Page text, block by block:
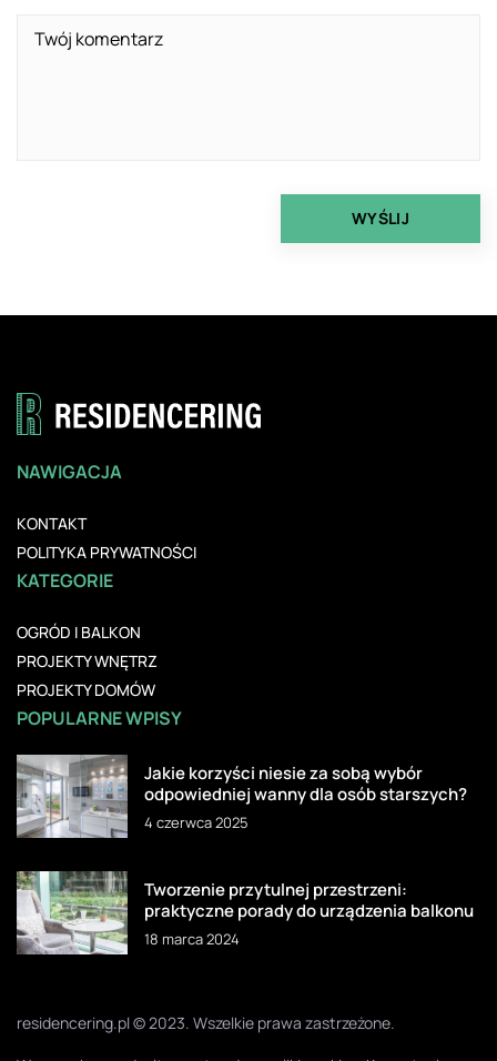
NAWIGACJA
KONTAKT
POLITYKA PRYWATNOŚCI
KATEGORIE
OGRÓD I BALKON
PROJEKTY WNĘTRZ
PROJEKTY DOMÓW
POPULARNE WPISY
Jakie korzyści niesie za sobą wybór
odpowiedniej wanny dla osób starszych?
4 czerwca 2025
Tworzenie przytulnej przestrzeni:
praktyczne porady do urządzenia balkonu
18 marca 2024
residencering.pl © 2023. Wszelkie prawa zastrzeżone.